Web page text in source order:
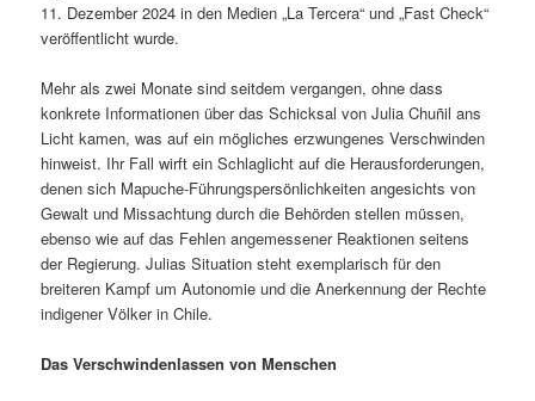
11. Dezember 2024 in den Medien „La Tercera“ und „Fast Check“
veröffentlicht wurde.
Mehr als zwei Monate sind seitdem vergangen, ohne dass
konkrete Informationen über das Schicksal von Julia Chuñil ans
Licht kamen, was auf ein mögliches erzwungenes Verschwinden
hinweist. Ihr Fall wirft ein Schlaglicht auf die Herausforderungen,
denen sich Mapuche-Führungspersönlichkeiten angesichts von
Gewalt und Missachtung durch die Behörden stellen müssen,
ebenso wie auf das Fehlen angemessener Reaktionen seitens
der Regierung. Julias Situation steht exemplarisch für den
breiteren Kampf um Autonomie und die Anerkennung der Rechte
indigener Völker in Chile.
Das Verschwindenlassen von Menschen